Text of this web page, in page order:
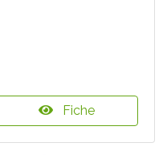
Fiche